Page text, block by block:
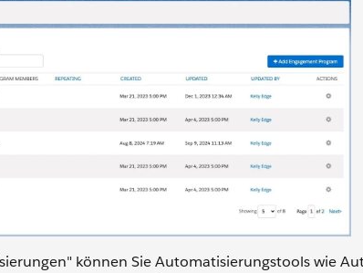
können Sie Automatisierungstools wie